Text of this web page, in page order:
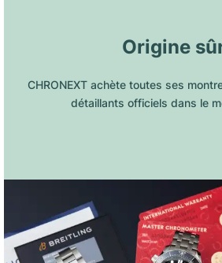
Origine
CHRONEXT achète toutes ses
détaillants officiels dans le